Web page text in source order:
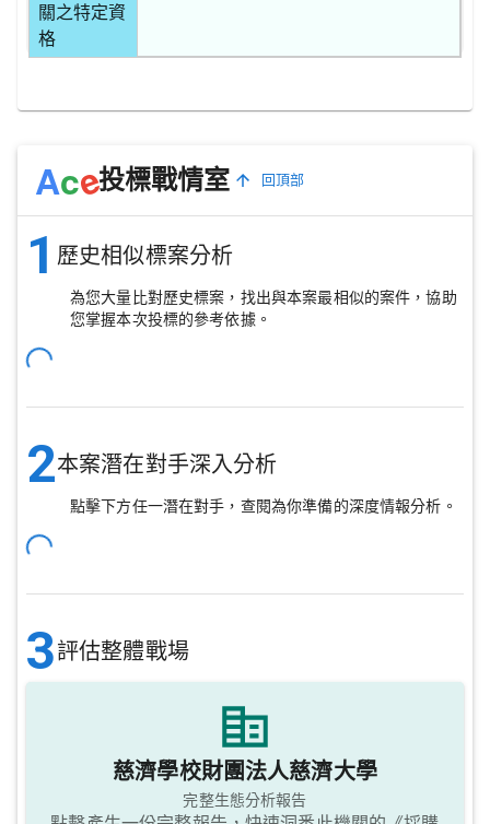
關之特定資
格
Ace投標戰情室 回頂部
1 歷史相似標案分析
為您大量比對歷史標案，找出與本案最相似的案件，協助
您掌握本次投標的參考依據。
2本案潛在對手深入分析
點擊下方任一潛在對手，查閱為你準備的深度情報分析。
3評估整體戰場
慈濟學校財團法人慈濟大學
完整生態分析報告